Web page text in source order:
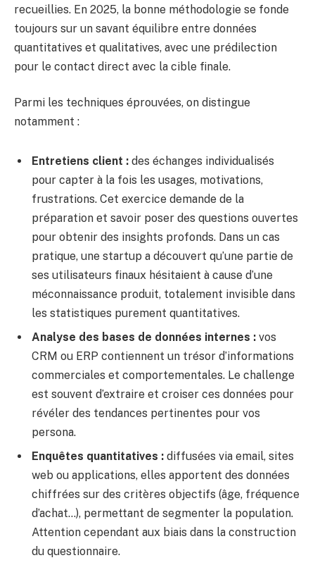
recueillies. En 2025, la bonne méthodologie se fonde
toujours sur un savant équilibre entre données
quantitatives et qualitatives, avec une prédilection
pour le contact direct avec la cible finale.
Parmi les techniques éprouvées, on distingue
notamment :
Entretiens client : des échanges individualisés
pour capter à la fois les usages, motivations,
frustrations. Cet exercice demande de la
préparation et savoir poser des questions ouvertes
pour obtenir des insights profonds. Dans un cas
pratique, une startup a découvert qu’une partie de
ses utilisateurs finaux hésitaient à cause d’une
méconnaissance produit, totalement invisible dans
les statistiques purement quantitatives.
Analyse des bases de données internes : vos
CRM ou ERP contiennent un trésor d’informations
commerciales et comportementales. Le challenge
est souvent d’extraire et croiser ces données pour
révéler des tendances pertinentes pour vos
persona.
Enquêtes quantitatives : diffusées via email, sites
web ou applications, elles apportent des données
chiffrées sur des critères objectifs (âge, fréquence
d’achat…), permettant de segmenter la population.
Attention cependant aux biais dans la construction
du questionnaire.